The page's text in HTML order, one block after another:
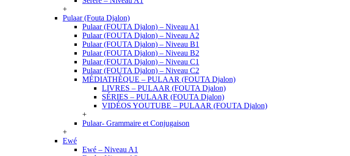
+
Pulaar (Fouta Djalon)
Pulaar (FOUTA Djalon) – Niveau A1
Pulaar (FOUTA Djalon) – Niveau A2
Pulaar (FOUTA Djalon) – Niveau B1
Pulaar (FOUTA Djalon) – Niveau B2
Pulaar (FOUTA Djalon) – Niveau C1
Pulaar (FOUTA Djalon) – Niveau C2
MÉDIATHÈQUE – PULAAR (FOUTA Djalon)
LIVRES – PULAAR (FOUTA Djalon)
SÉRIES – PULAAR (FOUTA Djalon)
VIDÉOS YOUTUBE – PULAAR (FOUTA Djalon)
+
Pulaar- Grammaire et Conjugaison
+
Ewé
Ewé – Niveau A1